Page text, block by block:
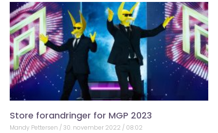
Store forandringer for MGP 2023
Mandy Pettersen 30. november 2022 08:02